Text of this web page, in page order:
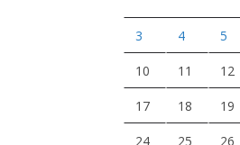
3 4 5
10 11 12
17 18 19
24 25 26